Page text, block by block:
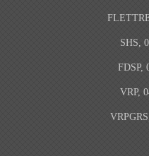
SHS,
FDSP,
VRP,